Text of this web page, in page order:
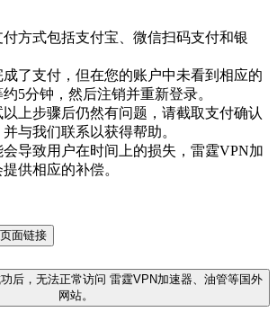
方式包括支付宝、微信扫码支付和银
了支付，但在您的账户中未看到相应的
5分钟，然后注销并重新登录。
上步骤后仍然有问题，请截取支付确认
与我们联系以获得帮助。
导致用户在时间上的损失，雷霆VPN加
供相应的补偿。
面链接
后，无法正常访问 雷霆VPN加速器、油管等国外
网站。